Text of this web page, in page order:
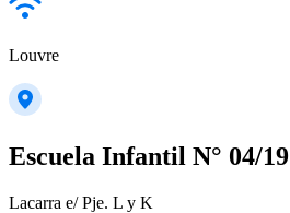
Louvre
Escuela Infantil N° 04/19
Lacarra e/ Pje. L y K